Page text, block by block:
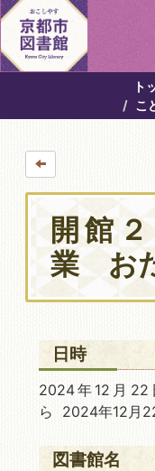
ト
こ
開館
業 お
日時
2024年12月22
ら 2024年12月
図書館名